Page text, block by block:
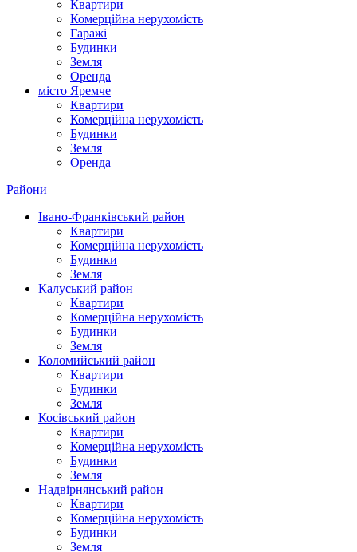
Квартири
Комерційна нерухомість
Гаражі
Будинки
Земля
Оренда
місто Яремче
Квартири
Комерційна нерухомість
Будинки
Земля
Оренда
Райони
Івано-Франківський район
Квартири
Комерційна нерухомість
Будинки
Земля
Калуський район
Квартири
Комерційна нерухомість
Будинки
Земля
Коломийський район
Квартири
Будинки
Земля
Косівський район
Квартири
Комерційна нерухомість
Будинки
Земля
Надвірнянський район
Квартири
Комерційна нерухомість
Будинки
Земля